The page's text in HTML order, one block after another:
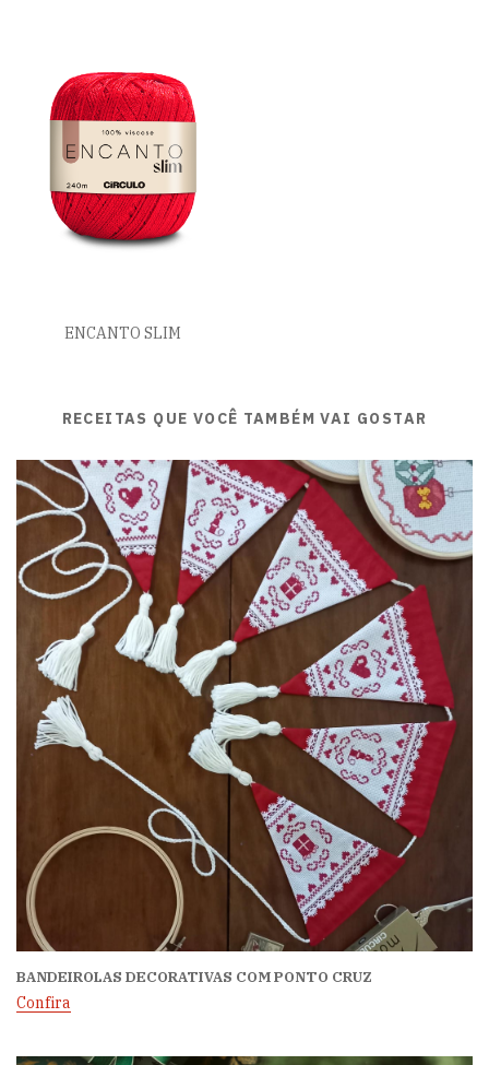
ENCANTO SLIM
RECEITAS QUE VOCÊ TAMBÉM VAI GOSTAR
BANDEIROLAS DECORATIVAS COM PONTO CRUZ
Confira